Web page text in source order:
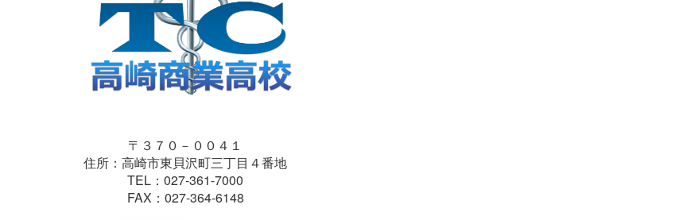
〒３７０－００４１
住所：高崎市東貝沢町三丁目４番地
TEL：027-361-7000
FAX：027-364-6148